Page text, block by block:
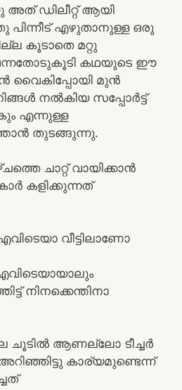
ഡിലീറ്റ് ആയി
എഴുതാനുള്ള ഒരു
കൂടാതെ മറ്റു
കഥയുടെ ഈ
വൈകിപ്പോയി മുൻ
നൽകിയ സപ്പോർട്ട്
എന്നുള്ള
തുടങ്ങുന്നു.
ചാറ്റ് വായിക്കാൻ
കളിക്കുന്നത്
വീട്ടിലാണോ
നിനക്കെന്തിനാ
ചൂടിൽ ആണല്ലോ ടീച്ചർ
കാര്യമുണ്ടെന്ന്